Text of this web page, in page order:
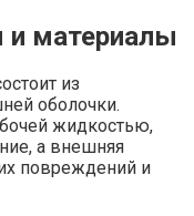
материалы
из
оболочки.
жидкостью,
а внешняя
повреждений и